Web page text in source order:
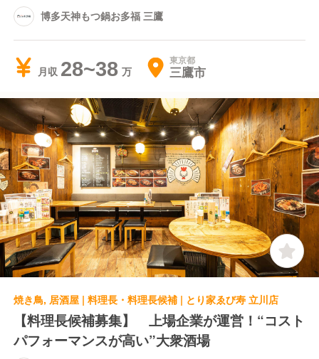
博多天神もつ鍋お多福 三鷹
月収 28~38 東京都
三鷹市
焼き鳥, 居酒屋 | 料理長・料理長候補 | とり家ゑび寿 立川店
【料理長候補募集】 上場企業が運営！“コスト
パフォーマンスが高い”大衆酒場